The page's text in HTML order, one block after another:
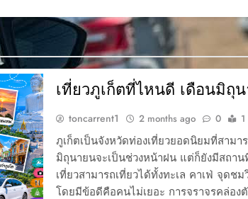
เที่ยวภูเก็ตที่ไหนดี เดือนมิถุ
toncarrent1 2 months ago 0
ภูเก็ตเป็นจังหวัดท่องเที่ยวยอดนิยมที่สาม
มิถุนายนจะเป็นช่วงหน้าฝน แต่ก็ยังมีสถา
เที่ยวสามารถเที่ยวได้ทั้งทะเล คาเฟ่ จุดช
โดยมีข้อดีคือคนไม่เยอะ การจราจรคล่อง